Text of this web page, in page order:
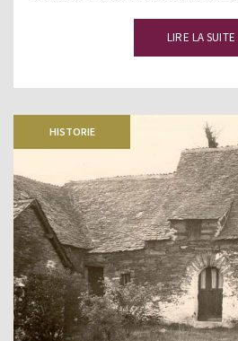
LIRE LA SUITE
HISTORIE